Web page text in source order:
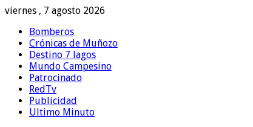
viernes , 7 agosto 2026
Bomberos
Crónicas de Muñozo
Destino 7 lagos
Mundo Campesino
Patrocinado
RedTv
Publicidad
Ultimo Minuto